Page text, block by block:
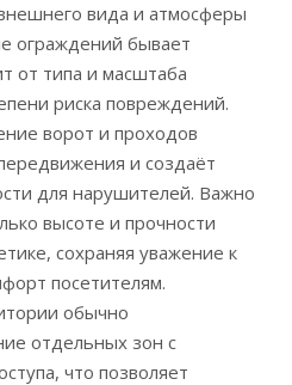
вида и атмосферы
ограждений бывает
от типа и масштаба
риска повреждений.
ворот и проходов
и создаёт
для нарушителей. Важно
высоте и прочности
сохраняя уважение к
посетителям.
обычно
отдельных зон с
что позволяет